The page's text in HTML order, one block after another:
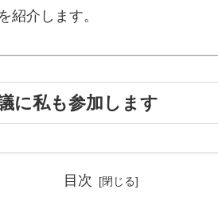
紹介します。
に私も参加します
目次